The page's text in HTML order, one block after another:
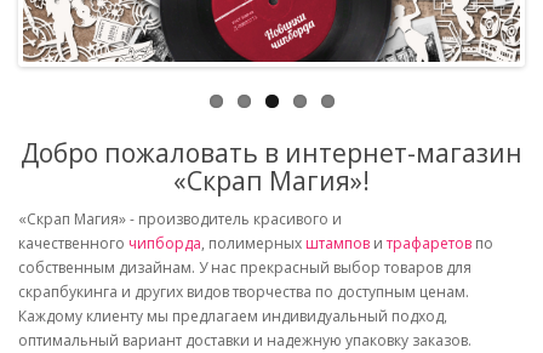
Добро пожаловать в интернет-магазин
«Скрап Магия»!
«Скрап Магия» - производитель красивого и
качественного чипборда, полимерных штампов итрафаретов по
собственным дизайнам. У нас прекрасный выбор товаров для
скрапбукинга и других видов творчества по доступным ценам.
Каждому клиенту мы предлагаем индивидуальный подход,
оптимальный вариант доставки и надежную упаковку заказов.